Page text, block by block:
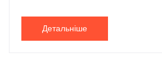
Детальніше